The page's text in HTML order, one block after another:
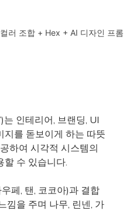
러 조합 + Hex + AI 디자인 프롬
인테리어, 브랜딩, UI
지를 돋보이게 하는 따뜻
하여 시각적 시스템의
수 있습니다.
페, 탠, 코코아)과 결합
낌을 주며 나무, 린넨, 가